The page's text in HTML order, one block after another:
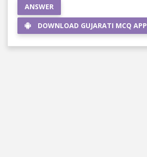
ANSWER
DOWNLOAD GUJARATI MCQ APP